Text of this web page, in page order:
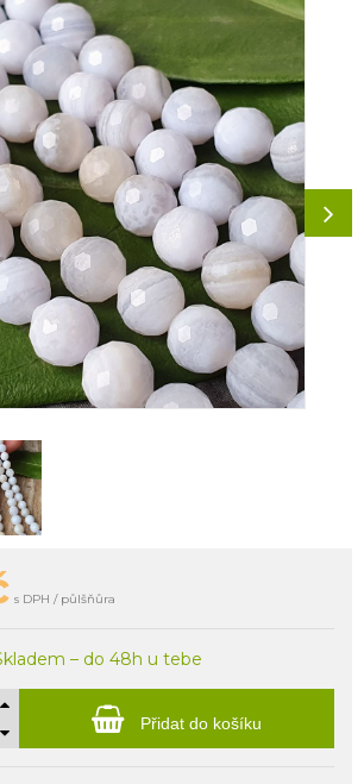
s DPH / půlšňůra
– do 48h u tebe
Přidat do košíku